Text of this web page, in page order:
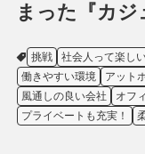
まった『カジ
挑戦 社会人って楽しい
働きやすい環境
アット
風通しの良い会社
オフ
プライベートも充実！